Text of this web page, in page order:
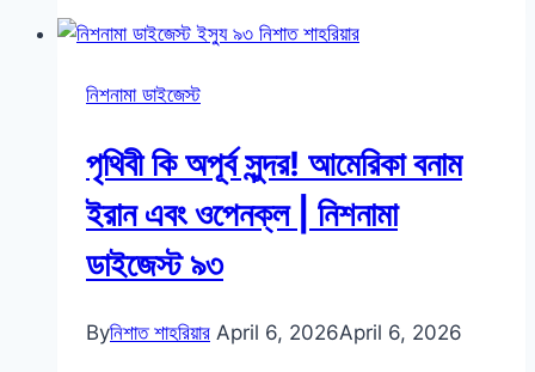
উপায়,
অদেখা
ও
পটারের
এই
কেনো
নিশনামা ডাইজেস্ট
পৃথিবী কি অপূর্ব সুন্দর! আমেরিকা বনাম
ইরান এবং ওপেনক্ল | নিশনামা
ডাইজেস্ট ৯৩
Byনিশাত শাহরিয়ার April 6, 2026April 6, 2026